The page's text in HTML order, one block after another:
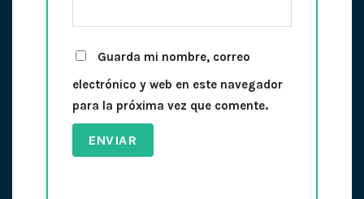
Guarda mi nombre, correo
electrónico y web en este navegador
para la próxima vez que comente.